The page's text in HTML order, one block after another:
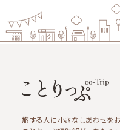
旅する人に小さなしあわせをお